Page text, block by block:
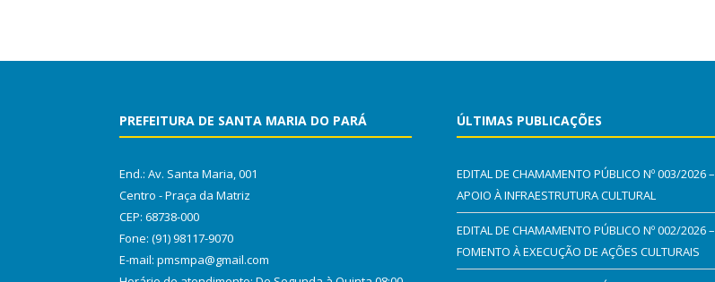
PREFEITURA DE SANTA MARIA DO PARÁ
End.: Av. Santa Maria, 001
Centro - Praça da Matriz
CEP: 68738-000
Fone: (91) 98117-9070
E-mail: pmsmpa@gmail.com
ÚLTIMAS PUBLICAÇÕES
EDITAL DE CHAMAMENTO PÚBLICO Nº 003/2026 –
APOIO À INFRAESTRUTURA CULTURAL
EDITAL DE CHAMAMENTO PÚBLICO Nº 002/2026 –
FOMENTO À EXECUÇÃO DE AÇÕES CULTURAIS